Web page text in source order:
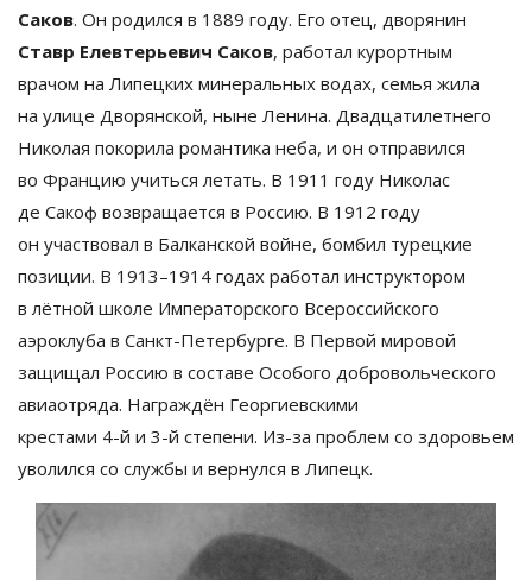
Саков. Он родился в 1889 году. Его отец, дворянин
Ставр Елевтерьевич Саков, работал курортным
врачом на Липецких минеральных водах, семья жила
на улице Дворянской, ныне Ленина. Двадцатилетнего
Николая покорила романтика неба, и он отправился
во Францию учиться летать. В 1911 году Николас
де Сакоф возвращается в Россию. В 1912 году
он участвовал в Балканской войне, бомбил турецкие
позиции. В 1913–1914 годах работал инструктором
в лётной школе Императорского Всероссийского
аэроклуба в Санкт-Петербурге. В Первой мировой
защищал Россию в составе Особого добровольческого
авиаотряда. Награждён Георгиевскими
крестами 4-й и 3-й степени. Из-за проблем со здоровьем
уволился со службы и вернулся в Липецк.